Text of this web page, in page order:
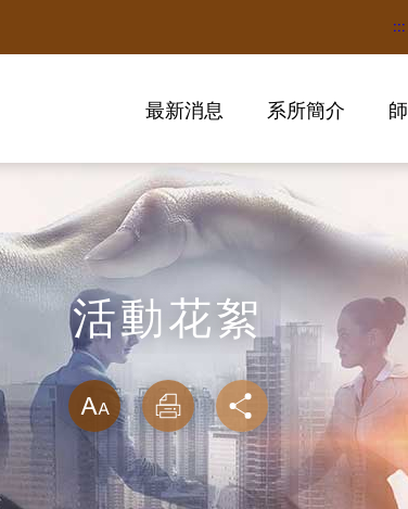
:::
最新消息 系所簡介
活動花絮
略過字型切
放大
列印 分享